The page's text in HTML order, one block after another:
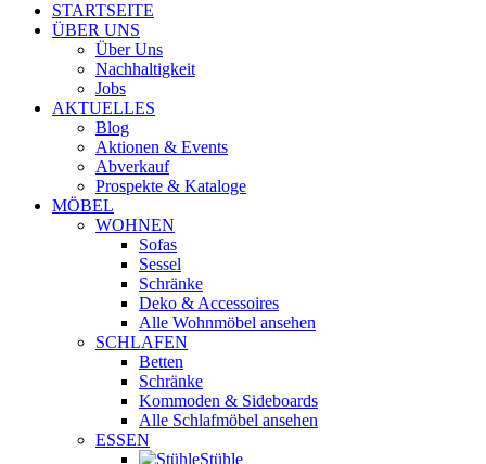
STARTSEITE
ÜBER UNS
Über Uns
Nachhaltigkeit
Jobs
AKTUELLES
Blog
Aktionen & Events
Abverkauf
Prospekte & Kataloge
MÖBEL
WOHNEN
Sofas
Sessel
Schränke
Deko & Accessoires
Alle Wohnmöbel ansehen
SCHLAFEN
Betten
Schränke
Kommoden & Sideboards
Alle Schlafmöbel ansehen
ESSEN
Stühle